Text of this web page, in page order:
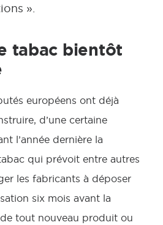
».
tabac bientôt
européens ont déjà
d’une certaine
l’année dernière la
qui prévoit entre autres
les fabricants à déposer
six mois avant la
tout nouveau produit ou